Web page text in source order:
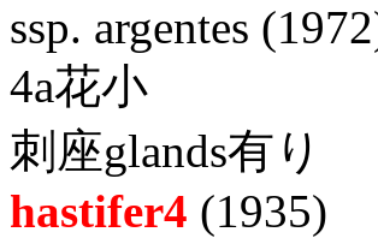
ssp. argentes
4a花小
刺座glands有り
hastifer4 (1935)